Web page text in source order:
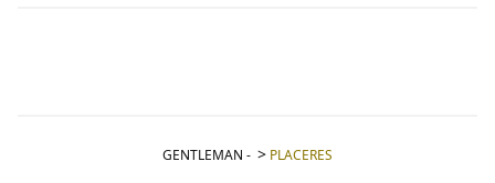
GENTLEMAN - PLACERES